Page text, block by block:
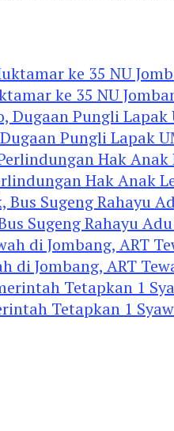
ke 35 NU
Pungli Lapak
Hak Anak
Sugeng Rahayu
di Jombang, ART
Tetapkan 1